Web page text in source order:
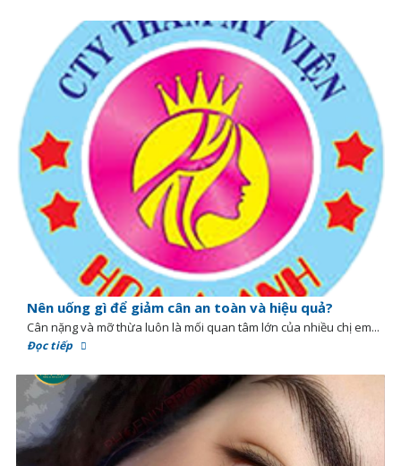
Nên uống gì để giảm cân an toàn và hiệu quả?
Cân nặng và mỡ thừa luôn là mối quan tâm lớn của nhiều chị em...
Đọc tiếp